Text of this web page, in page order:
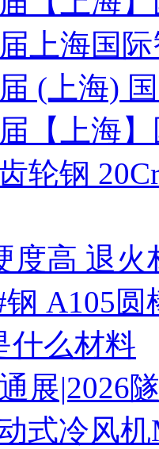
上海国
(上海)
【上海
轮钢
度高 退火
A105圆
什么材料
展|2026
式冷风